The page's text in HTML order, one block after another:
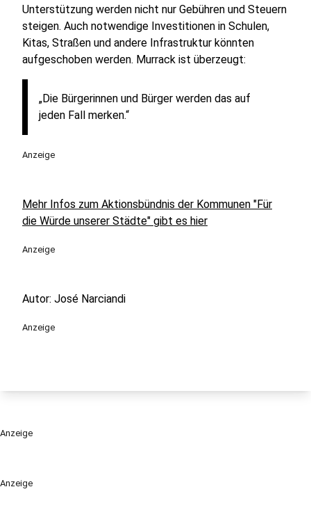
Anzeige
Unterstützung werden nicht nur Gebühren und Steuern
steigen. Auch notwendige Investitionen in Schulen,
Kitas, Straßen und andere Infrastruktur könnten
aufgeschoben werden. Murrack ist überzeugt:
„Die Bürgerinnen und Bürger werden das auf
jeden Fall merken.“
Anzeige
Mehr Infos zum Aktionsbündnis der Kommunen "Für
die Würde unserer Städte" gibt es hier
Anzeige
Autor: José Narciandi
Anzeige
Anzeige